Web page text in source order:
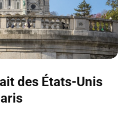
des États-Unis